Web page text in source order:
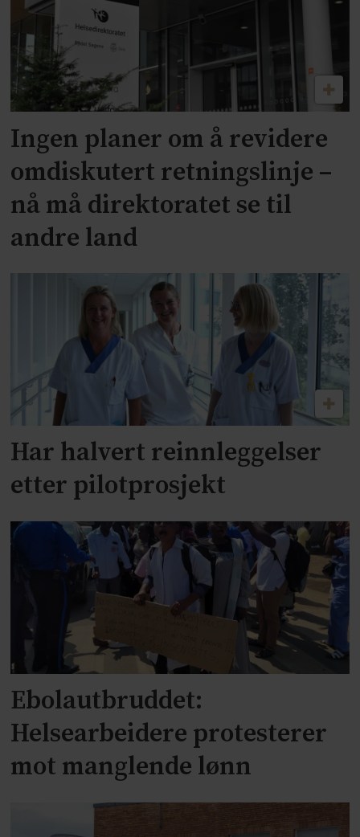
Ingen planer om å revidere
omdiskutert retningslinje –
nå må direktoratet se til
andre land
Har halvert reinnleggelser
etter pilotprosjekt
Ebolautbruddet:
Helsearbeidere protesterer
mot manglende lønn